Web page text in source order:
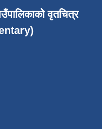
वृतचित्र